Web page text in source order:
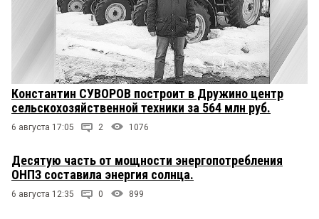
Константин СУВОРОВ построит в Дружино центр
сельскохозяйственной техники за 564 млн руб.
6 августа 17:05 2 1076
Десятую часть от мощности энергопотребления
ОНПЗ составила энергия солнца.
6 августа 12:35 0 899